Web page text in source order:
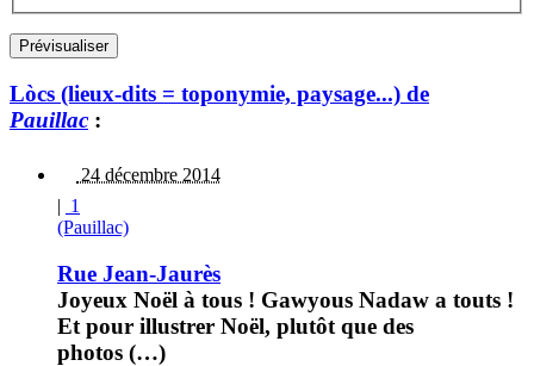
Lòcs (lieux-dits = toponymie, paysage...) de
Pauillac :
24 décembre 2014
| 1
(Pauillac)
Rue Jean-Jaurès
Joyeux Noël à tous ! Gawyous Nadaw a touts !
Et pour illustrer Noël, plutôt que des
photos (…)